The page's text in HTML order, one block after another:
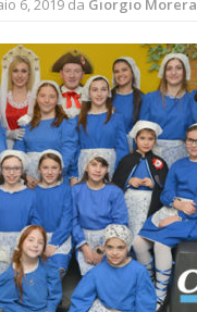
6, 2019 da Giorgio Morera